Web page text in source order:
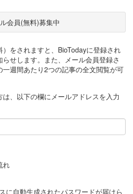
会員(無料)募集中
）をされますと、BioTodayに登録され
せします。また、メール会員登録さ
週間あたり2つの記事の全文閲覧が可
、以下の欄にメールアドレスを入力
れ
に自動生成されたパスワードが届けら